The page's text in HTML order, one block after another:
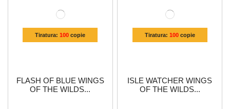
Tiratura:100 copie
FLASH OF BLUE WINGS
OF THE WILDS...
Tiratura: 100copie
ISLE WATCHER WINGS
OF THE WILDS...